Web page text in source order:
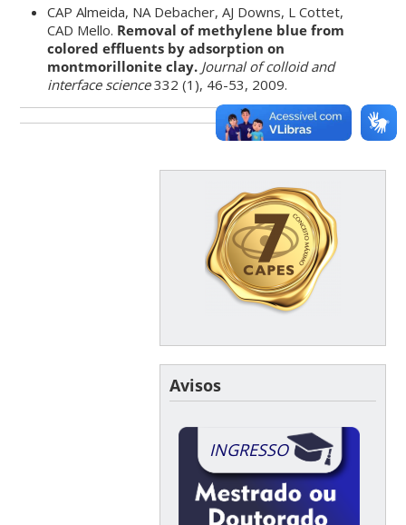
CAP Almeida, NA Debacher, AJ Downs, L Cottet,
CAD Mello. Removal of methylene blue from
colored effluents by adsorption on
montmorillonite clay. Journal of colloid and
interface science332 (1), 46-53, 2009.
Avisos
INGRESSO